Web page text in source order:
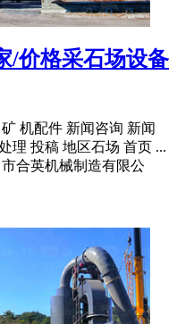
/价格采石场设备
机配件 新闻咨询 新闻
理 投稿 地区石场 首页 ...
合英机械制造有限公